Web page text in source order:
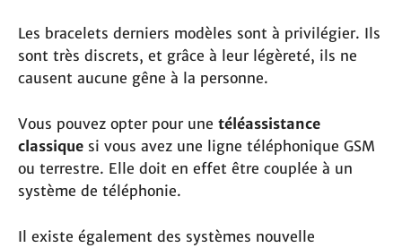
Les bracelets derniers modèles sont à privilégier. Ils
sont très discrets, et grâce à leur légèreté, ils ne
causent aucune gêne à la personne.
Vous pouvez opter pour une téléassistance
classique si vous avez une ligne téléphonique GSM
ou terrestre. Elle doit en effet être couplée à un
système de téléphonie.
Il existe également des systèmes nouvelle